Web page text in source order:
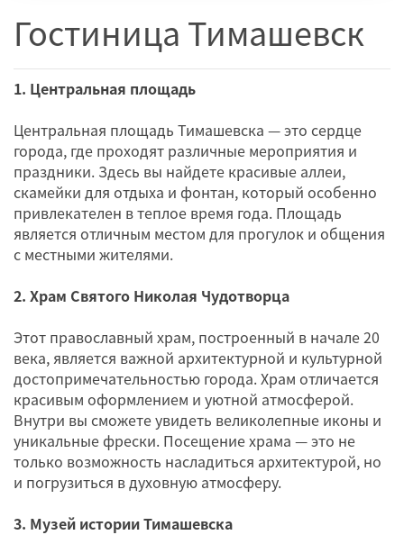
Гостиница Тимашевск
1. Центральная площадь
Центральная площадь Тимашевска — это сердце
города, где проходят различные мероприятия и
праздники. Здесь вы найдете красивые аллеи,
скамейки для отдыха и фонтан, который особенно
привлекателен в теплое время года. Площадь
является отличным местом для прогулок и общения
с местными жителями.
2. Храм Святого Николая Чудотворца
Этот православный храм, построенный в начале 20
века, является важной архитектурной и культурной
достопримечательностью города. Храм отличается
красивым оформлением и уютной атмосферой.
Внутри вы сможете увидеть великолепные иконы и
уникальные фрески. Посещение храма — это не
только возможность насладиться архитектурой, но
и погрузиться в духовную атмосферу.
3. Музей истории Тимашевска